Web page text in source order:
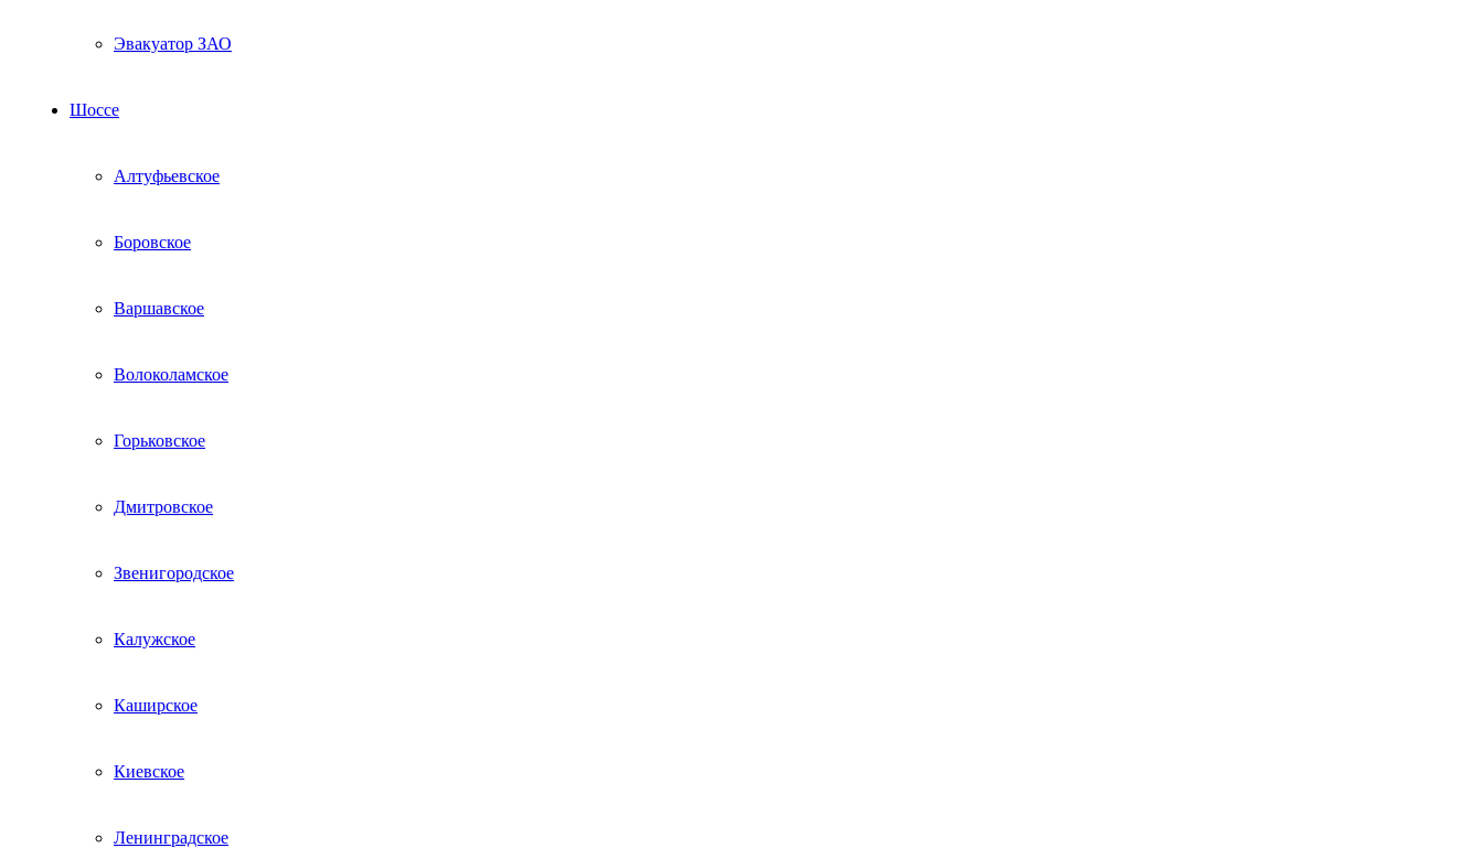
Эвакуатор ЗАО
Шоссе
Алтуфьевское
Боровское
Варшавское
Волоколамское
Горьковское
Дмитровское
Звенигородское
Калужское
Каширское
Киевское
Ленинградское